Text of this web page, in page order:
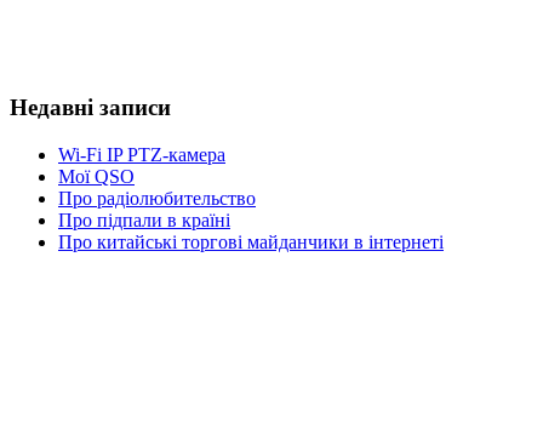
Недавні записи
Wi-Fi IP PTZ-камера
Мої QSO
Про радіолюбительство
Про підпали в країні
Про китайські торгові майданчики в інтернеті